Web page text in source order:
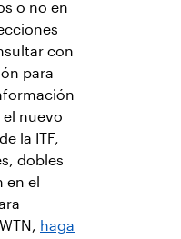
o no en
con
para
el nuevo
la ITF,
dobles
en el
haga